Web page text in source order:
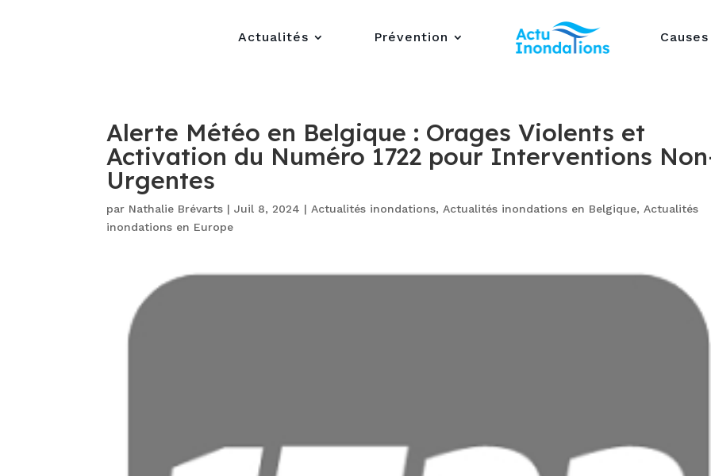
Actualités Prévention Causes
Alerte Météo en Belgique : Orages Violents et
Activation du Numéro 1722 pour Interventions
Urgentes
par Nathalie Brévarts |Juil 8, 2024 | Actualités inondations, Actualités inondations en Belgique, Actualités
inondations en Europe